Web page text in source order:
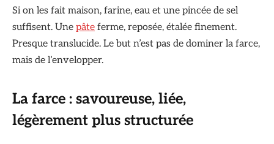
Si on les fait maison, farine, eau et une pincée de sel
suffisent. Une pâte ferme, reposée, étalée finement.
Presque translucide. Le but n’est pas de dominer la farce,
mais de l’envelopper.
La farce : savoureuse, liée,
légèrement plus structurée